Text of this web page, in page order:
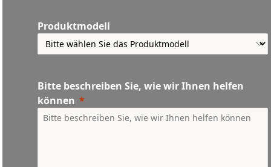
Produktmodell
Bitte beschreiben Sie, wie wir Ihnen helfen
können